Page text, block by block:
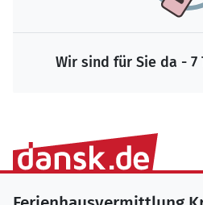
Wir sind für Sie da - 7